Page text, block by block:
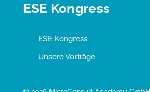
ESE Kongress
ESE Kongress
Unsere Vorträge